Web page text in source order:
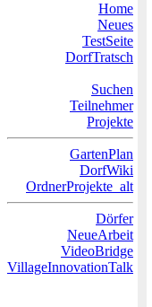
Home
Neues
TestSeite
DorfTratsch
Suchen
Teilnehmer
Projekte
GartenPlan
DorfWiki
OrdnerProjekte_alt
Dörfer
NeueArbeit
VideoBridge
VillageInnovationTalk